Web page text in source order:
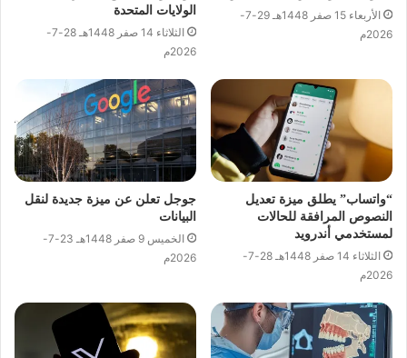
الأربعاء 15 صفر 1448هـ 29-7-
2026م
الولايات المتحدة
الثلاثاء 14 صفر 1448هـ 28-7-
2026م
“واتساب” يطلق ميزة تعديل
النصوص المرافقة للحالات
لمستخدمي أندرويد
الثلاثاء 14 صفر 1448هـ 28-7-
2026م
جوجل تعلن عن ميزة جديدة لنقل
البيانات
الخميس 9 صفر 1448هـ 23-7-
2026م